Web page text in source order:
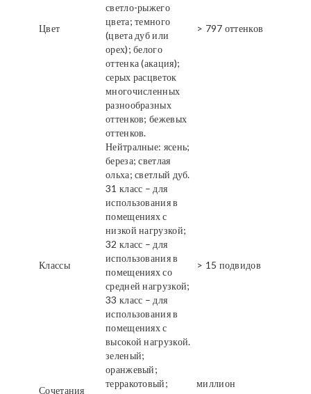
Цвет
светло-рыжего
цвета; темного
(цвета дуб или
орех); белого
оттенка (акация);
серых расцветок
многочисленных
разнообразных
оттенков; бежевых
оттенков.
Нейтралные: ясень;
береза; светлая
ольха; светлый дуб.
> 797 оттенков
Классы
31 класс – для
использования в
помещениях с
низкой нагрузкой;
32 класс – для
использования в
помещениях со
средней нагрузкой;
33 класс – для
использования в
помещениях с
высокой нагрузкой.
> 15 подвидов
Сочетания
зеленый;
оранжевый;
терракотовый;
миллион